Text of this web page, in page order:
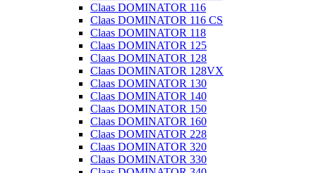
Claas DOMINATOR 116
Claas DOMINATOR 116 CS
Claas DOMINATOR 118
Claas DOMINATOR 125
Claas DOMINATOR 128
Claas DOMINATOR 128VX
Claas DOMINATOR 130
Claas DOMINATOR 140
Claas DOMINATOR 150
Claas DOMINATOR 160
Claas DOMINATOR 228
Claas DOMINATOR 320
Claas DOMINATOR 330